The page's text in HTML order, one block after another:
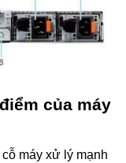
của máy
máy xử lý mạnh